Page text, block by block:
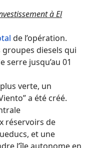
à El
de l’opération.
groupes diesels qui
serre jusqu’au 01
verte, un
a été créé.
réservoirs de
et une
l’île autonome en